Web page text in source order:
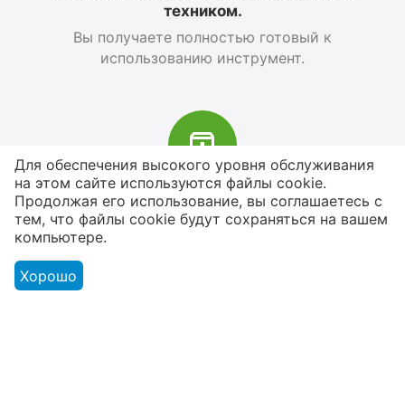
техником.
Вы получаете полностью готовый к
использованию инструмент.
В наличии более 4000 наименований
товаров
От расходников до сценического
Для обеспечения высокого уровня обслуживания
на этом сайте используются файлы cookie.
Продолжая его использование, вы соглашаетесь с
тем, что файлы cookie будут сохраняться на вашем
компьютере.
Хорошо